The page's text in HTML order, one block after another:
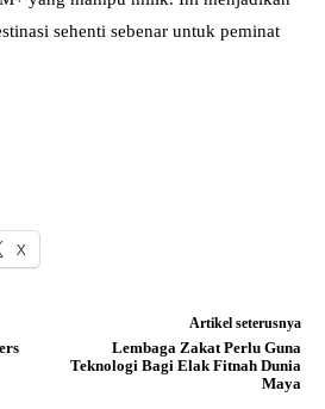
sehenti sebenar untuk peminat
X
Artikel seterusnya
Lembaga Zakat Perlu Guna
Teknologi Bagi Elak Fitnah Dunia
Maya